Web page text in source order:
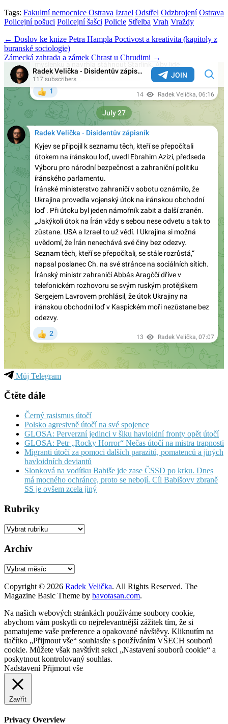
Tags: Fakultní nemocnice Ostrava Izrael Odstřel Odzbrojení Ostrava
Policejní pošuci Policejní šašci Policie Střelba Vrah Vraždy
Post
navigation
← Doslov ke knize Petra Hampla Poctivost a kreativita (kapitoly z
buranské sociologie)
Zámecká zahrada a zámek Chrast u Chrudimi →
Můj Telegram
Čtěte dále
Černý rasismus útočí
Polsko agresivně útočí na své spojence
GLOSA: Perverzní jedinci v šiku havloidní fronty opět útočí
GLOSA: Petr „Rocky Horror“ Nečas útočí na mistra trapnosti
Migranti útočí za pomoci dalších parazitů, pomatenců a jiných
havloidních deviantů
Slonková na vodítku Babiše jde zase ČSSD po krku. Dnes
má mocného ochránce, proto se nebojí. Cíl Babišovy zbraně
SS je ovšem zcela jiný
Rubriky
Rubriky
Archív
Archív
Copyright © 2026 Radek Velička. All Rights Reserved. The
Magazine Basic Theme by bavotasan.com.
Na našich webových stránkách používáme soubory cookie,
abychom vám poskytli co nejrelevantnější zážitek tím, že si
pamatujeme vaše preference a opakované návštěvy. Kliknutím na
tlačítko „Přijmout vše“ souhlasíte s používáním VŠECH souborů
cookie. Můžete však navštívit sekci „Nastavení souborů cookie“ a
poskytnout kontrolovaný souhlas.
Nadstavení Přijmout vše
Zavřít
Privacy Overview